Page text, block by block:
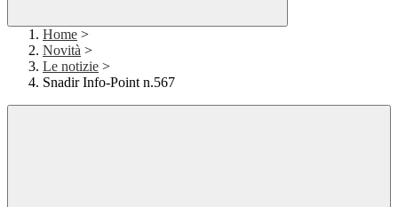
Home >
Novità >
Le notizie >
Snadir Info-Point n.567